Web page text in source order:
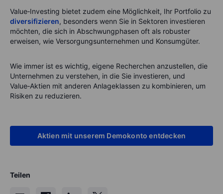
Value‑Investing bietet zudem eine Möglichkeit, Ihr Portfolio zu
diversifizieren, besonders wenn Sie in Sektoren investieren
möchten, die sich in Abschwungphasen oft als robuster
erweisen, wie Versorgungsunternehmen und Konsumgüter.
Wie immer ist es wichtig, eigene Recherchen anzustellen, die
Unternehmen zu verstehen, in die Sie investieren, und
Value‑Aktien mit anderen Anlageklassen zu kombinieren, um
Risiken zu reduzieren.
Aktien mit unserem Demokonto entdecken
Teilen